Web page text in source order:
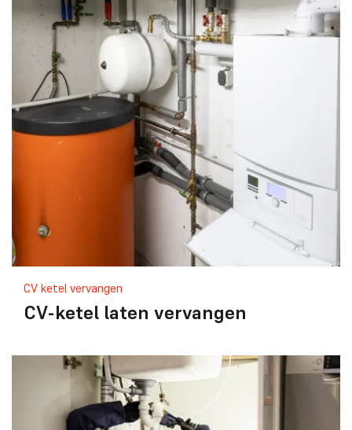
CV ketel vervangen
CV-ketel laten vervangen